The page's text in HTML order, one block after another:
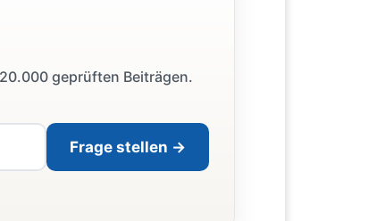
geprüften Beiträgen.
Frage stellen →